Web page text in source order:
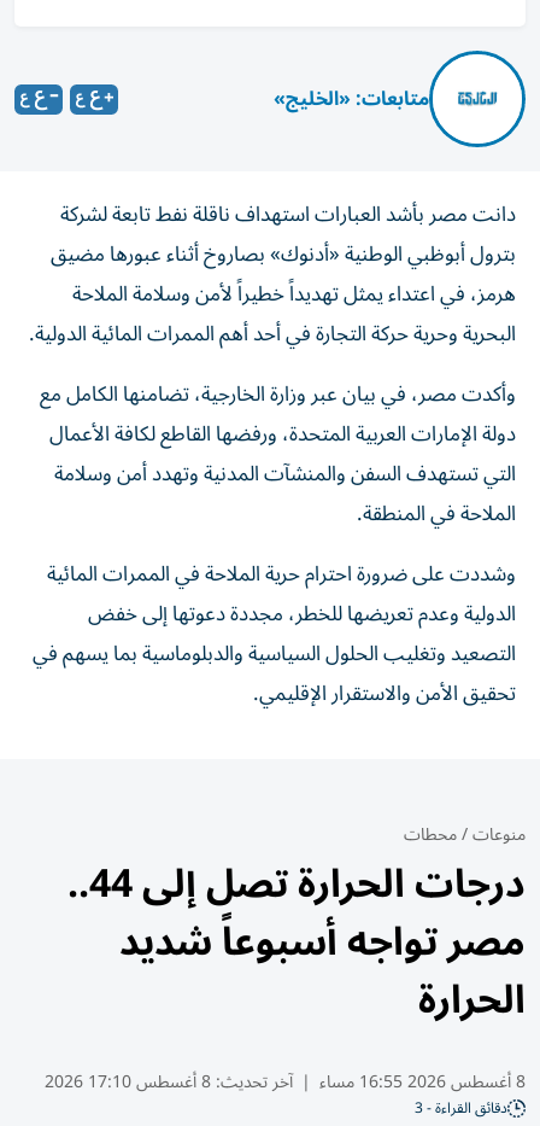
متابعات: «الخليج»
دانت مصر بأشد العبارات استهداف ناقلة نفط تابعة لشركة
بترول أبوظبي الوطنية «أدنوك» بصاروخ أثناء عبورها مضيق
هرمز، في اعتداء يمثل تهديداً خطيراً لأمن وسلامة الملاحة
البحرية وحرية حركة التجارة في أحد أهم الممرات المائية الدولية.
وأكدت مصر، في بيان عبر وزارة الخارجية، تضامنها الكامل مع
دولة الإمارات العربية المتحدة، ورفضها القاطع لكافة الأعمال
التي تستهدف السفن والمنشآت المدنية وتهدد أمن وسلامة
الملاحة في المنطقة.
وشددت على ضرورة احترام حرية الملاحة في الممرات المائية
الدولية وعدم تعريضها للخطر، مجددة دعوتها إلى خفض
التصعيد وتغليب الحلول السياسية والدبلوماسية بما يسهم في
تحقيق الأمن والاستقرار الإقليمي.
منوعات/محطات
درجات الحرارة تصل إلى 44..
مصر تواجه أسبوعاً شديد
الحرارة
8 أغسطس 2026 16:55 مساء | آخر تحديث:8 أغسطس 17:10 2026
دقائق القراءة - 3